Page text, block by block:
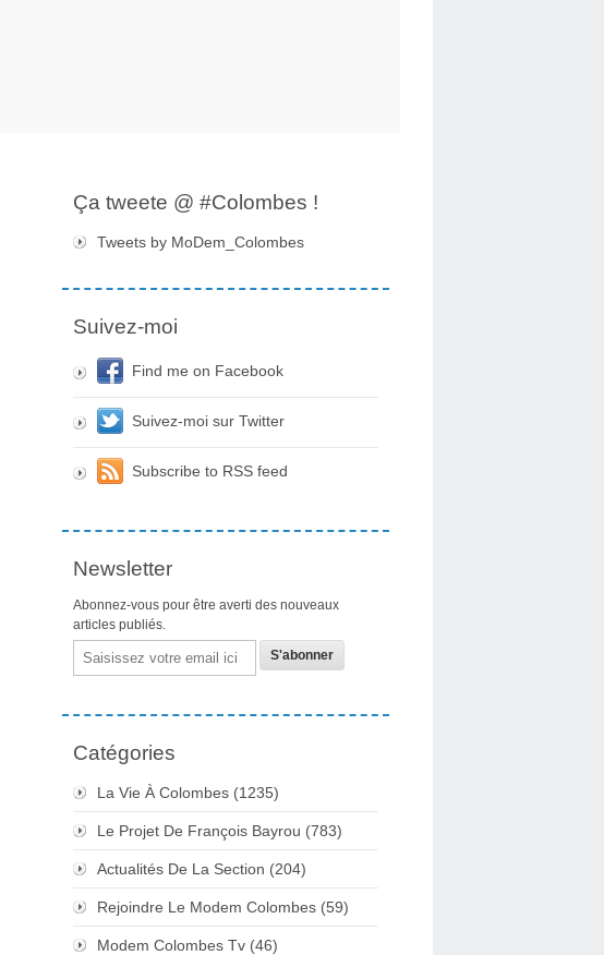
Ça tweete @ #Colombes !
Tweets by MoDem_Colombes
Suivez-moi
Find me on Facebook
Suivez-moi sur Twitter
Subscribe to RSS feed
Newsletter
Abonnez-vous pour être averti des nouveaux
articles publiés.
Email
Catégories
La Vie À Colombes (1235)
Le Projet De François Bayrou (783)
Actualités De La Section (204)
Rejoindre Le Modem Colombes (59)
Modem Colombes Tv (46)